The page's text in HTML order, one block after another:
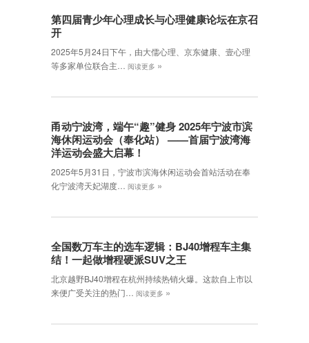
第四届青少年心理成长与心理健康论坛在京召
开
2025年5月24日下午，由大儒心理、京东健康、壹心理
等多家单位联合主… 阅读更多 »
甬动宁波湾，端午“趣”健身 2025年宁波市滨
海休闲运动会（奉化站） ——首届宁波湾海
洋运动会盛大启幕！
2025年5月31日，宁波市滨海休闲运动会首站活动在奉
化宁波湾天妃湖度… 阅读更多 »
全国数万车主的选车逻辑：BJ40增程车主集
结！一起做增程硬派SUV之王
北京越野BJ40增程在杭州持续热销火爆。这款自上市以
来便广受关注的热门… 阅读更多 »